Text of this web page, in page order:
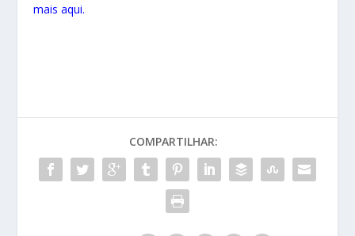
mais aqui.
COMPARTILHAR: